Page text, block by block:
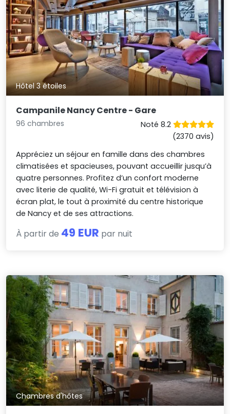
Hôtel 3 étoiles
Campanile Nancy Centre - Gare
96 chambres
Noté 8.2
(2370 avis)
Appréciez un séjour en famille dans des chambres
climatisées et spacieuses, pouvant accueillir jusqu’à
quatre personnes. Profitez d’un confort moderne
avec literie de qualité, Wi-Fi gratuit et télévision à
écran plat, le tout à proximité du centre historique
de Nancy et de ses attractions.
À partir de 49 EUR par nuit
Chambres d'hôtes